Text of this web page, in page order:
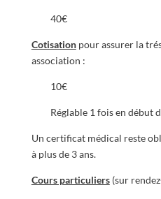
40€
Cotisationpour assurer la
association :
10€
Réglable 1 fois en début
Un certificat médical reste
à plus de 3 ans.
Cours particuliers(sur